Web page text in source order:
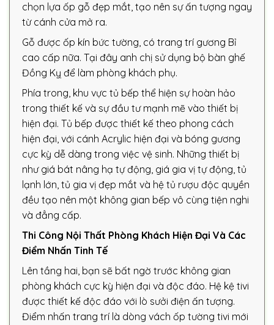
chọn lựa ốp gỗ đẹp mắt, tạo nên sự ấn tượng ngay
từ cánh cửa mở ra.
Gỗ được ốp kín bức tường, có trang trí gương Bỉ
cao cấp nữa. Tại đây anh chị sử dụng bộ bàn ghế
Đồng Kỵ để làm phòng khách phụ.
Phía trong, khu vực tủ bếp thể hiện sự hoàn hảo
trong thiết kế và sự đầu tư mạnh mẽ vào thiết bị
hiện đại. Tủ bếp được thiết kế theo phong cách
hiện đại, với cánh Acrylic hiện đại và bóng gương
cực kỳ dễ dàng trong việc vệ sinh. Những thiết bị
như giá bát nâng hạ tự động, giá gia vị tự động, tủ
lạnh lớn, tủ gia vị đẹp mắt và hệ tủ rượu độc quyền
đều tạo nên một không gian bếp vô cùng tiện nghi
và đẳng cấp.
Thi Công Nội Thất Phòng Khách Hiện Đại Và Các
Điểm Nhấn Tinh Tế
Lên tầng hai, bạn sẽ bất ngờ trước không gian
phòng khách cực kỳ hiện đại và độc đáo. Hệ kệ tivi
được thiết kế độc đáo với lò sưởi điện ấn tượng.
Điểm nhấn trang trí là dòng vách ốp tường tivi mới